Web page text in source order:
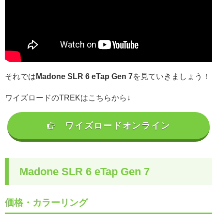
それでは Madone SLR 6 eTap Gen 7を見ていきましょう！
ワイズロードのTREKはこちらから↓
ワイズロードオンライン
Madone SLR 6 eTap Gen 7
価格・カラーリング